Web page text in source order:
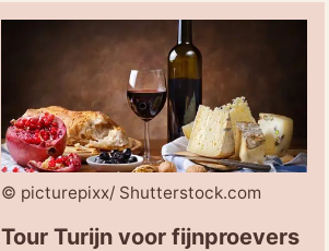
© picturepixx/ Shutterstock.com
Tour Turijn voor fijnproevers